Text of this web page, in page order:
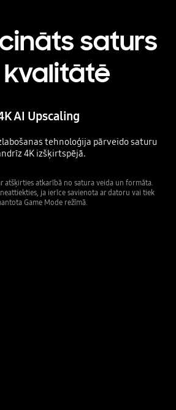
saturs
kvalitātē
AI Upscaling
tehnoloģija pārveido saturu
4K izšķirtspējā.
atšķirties atkarībā no satura veida un formāta.
ja ierīce savienota ar datoru vai tiek
Game Mode režīmā.